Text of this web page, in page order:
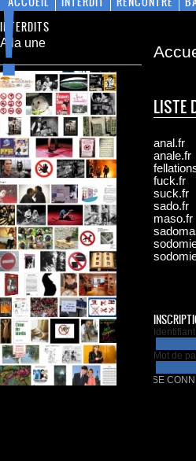
!
INTERDITS
A la une
LISTE
anal.fr
anale.fr
fuck.fr
suck.fr
sado.fr
maso.fr